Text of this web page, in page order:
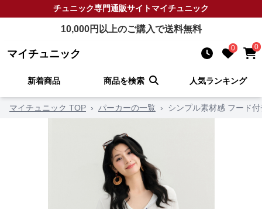
チュニック専門通販サイトマイチュニック
10,000円以上のご購入で送料無料
マイチュニック 0 0
新着商品 商品を検索 人気ランキング
マイチュニック TOP › パーカーの一覧 › シンプル素材感 フード